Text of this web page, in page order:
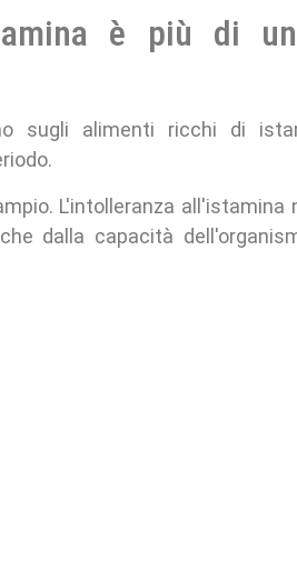
è più di
sugli alimenti ricchi di
L'intolleranza all'istamina
dalla capacità